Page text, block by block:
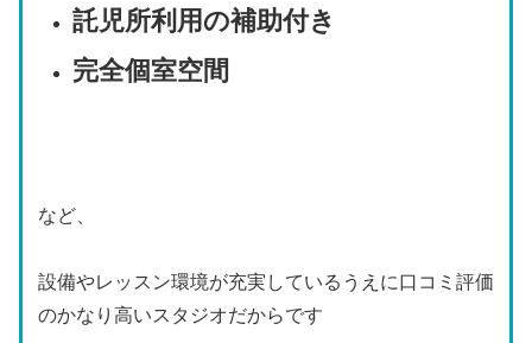
託児所利用の補助付き
完全個室空間
など、
設備やレッスン環境が充実しているうえに口コミ評価
のかなり高いスタジオだからです